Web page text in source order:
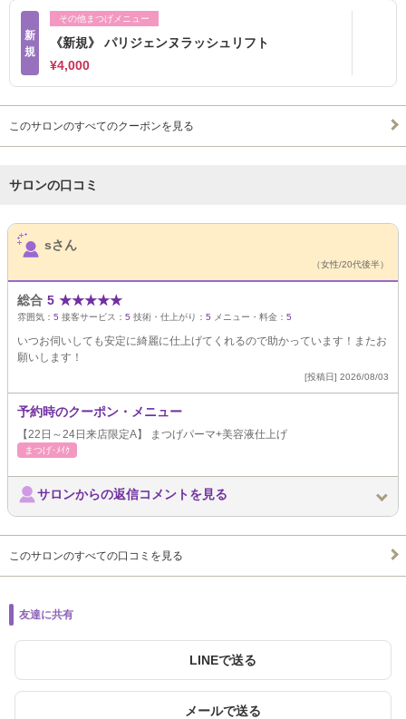
新
規
その他まつげメニュー
《新規》 パリジェンヌラッシュリフト
¥4,000
このサロンのすべてのクーポンを見る
サロンの口コミ
サロンPick Up
sさん
（女性/20代後半）
総合 5 ★★★★★
雰囲気： 5 接客サービス： 5 技術・仕上がり： 5 メニュー・料金： 5
いつお伺いしても安定に綺麗に仕上げてくれるので助かっています！またお
願いします！
[投稿日] 2026/08/03
予約時のクーポン・メニュー
【22日～24日来店限定A】 まつげパーマ+美容液仕上げ
まつげ･ﾒｲｸ
サロンからの返信コメントを見る
このサロンのすべての口コミを見る
友達に共有
LINEで送る
メールで送る